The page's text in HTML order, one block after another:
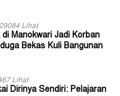
Lihat
Manokwari Jadi Korban
Bekas Kuli Bangunan
Lihat
Dirinya Sendiri: Pelajaran